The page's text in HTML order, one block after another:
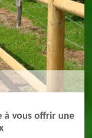
à vous offrir une